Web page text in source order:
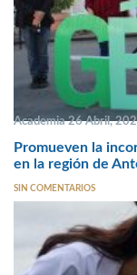
Academia 26 Abril,
Promueven la
en la región de
SIN COMENTARIOS